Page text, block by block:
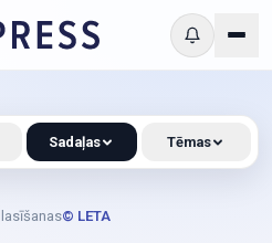
© LETA
Sadaļas Tēmas